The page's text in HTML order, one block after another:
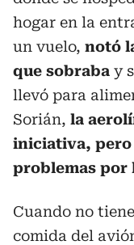
hogar en la
un vuelo, notó
que sobraba y
llevó para
Sorián, la
iniciativa,
problemas por
Cuando no
comida del